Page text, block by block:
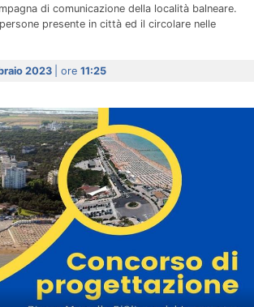
di comunicazione della località balneare.
presente in città ed il circolare nelle
2023 | ore 11:25